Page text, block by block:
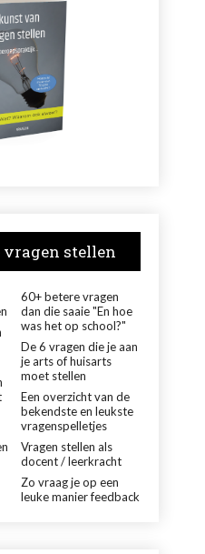
vragen stellen
60+ betere vragen
dan die saaie "En hoe
was het op school?"
De 6 vragen die je aan
je arts of huisarts
moet stellen
Een overzicht van de
bekendste en leukste
vragenspelletjes
Vragen stellen als
docent / leerkracht
Zo vraag je op een
leuke manier feedback